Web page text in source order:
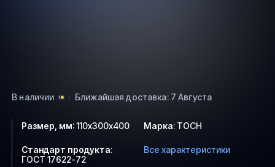
В наличии Ближайшая доставка: 7 Августа
Размер, мм:110х300х400 Марка: ТОСН
Стандарт продукта:
ГОСТ 17622-72
Все характеристики